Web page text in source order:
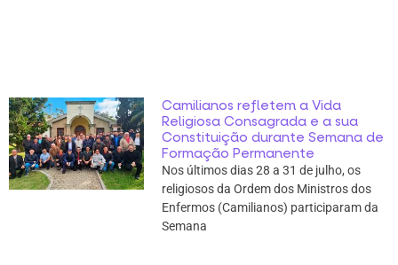
Camilianos refletem a Vida
Religiosa Consagrada e a sua
Constituição durante Semana de
Formação Permanente
Nos últimos dias 28 a 31 de julho, os
religiosos da Ordem dos Ministros dos
Enfermos (Camilianos) participaram da
Semana